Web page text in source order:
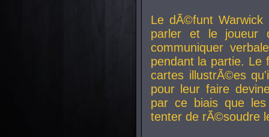
Le dÃ©funt Warwick
parler et le joueur
communiquer
pendant la partie. Le
cartes illustrÃ©es
pour leur faire
par ce biais que
tenter de rÃ©soudre